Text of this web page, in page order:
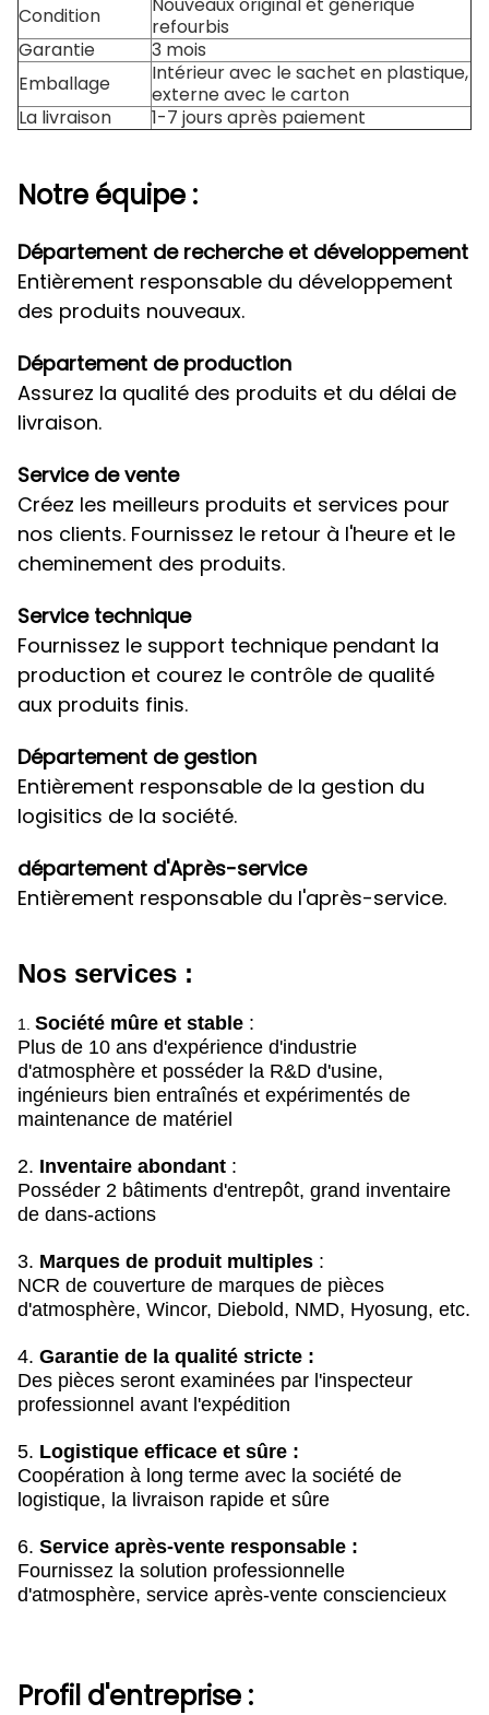
Condition
refourbis
Garantie
3 mois
Emballage
Intérieur avec le sachet en plastique,
externe avec le carton
La livraison
1-7 jours après paiement
Notre équipe :
Département de recherche et développement
Entièrement responsable du développement
des produits nouveaux.
Département de production
Assurez la qualité des produits et du délai de
livraison.
Service de vente
Créez les meilleurs produits et services pour
nos clients. Fournissez le retour à l'heure et le
cheminement des produits.
Service technique
Fournissez le support technique pendant la
production et courez le contrôle de qualité
aux produits finis.
Département de gestion
Entièrement responsable de la gestion du
logisitics de la société.
département d'Après-service
Entièrement responsable du l'après-service.
Nos services :
1. Société mûre et stable :
Plus de 10 ans d'expérience d'industrie
d'atmosphère et posséder la R&D d'usine,
ingénieurs bien entraînés et expérimentés de
maintenance de matériel
2. Inventaire abondant :
Posséder 2 bâtiments d'entrepôt, grand inventaire
de dans-actions
3. Marques de produit multiples :
NCR de couverture de marques de pièces
d'atmosphère, Wincor, Diebold, NMD, Hyosung, etc.
4. Garantie de la qualité stricte :
Des pièces seront examinées par l'inspecteur
professionnel avant l'expédition
5. Logistique efficace et sûre :
Coopération à long terme avec la société de
logistique, la livraison rapide et sûre
6. Service après-vente responsable :
Fournissez la solution professionnelle
d'atmosphère, service après-vente consciencieux
Profil d'entreprise :